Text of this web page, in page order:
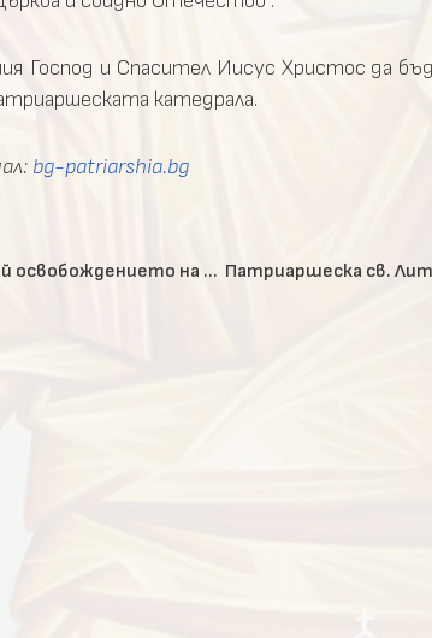
Господ и Спасител Иисус Христос да
катедрала.
bg-patriarshia.bg
Молебен и литийно шествие по случай освобождението на град София